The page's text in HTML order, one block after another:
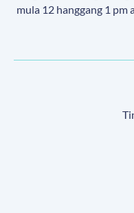
mula 12 hanggang 1